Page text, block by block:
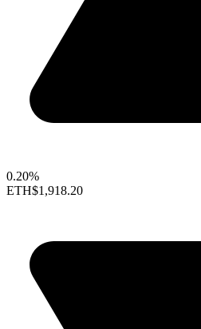
0.20%
ETH$1,918.20